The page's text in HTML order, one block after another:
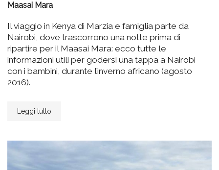
Maasai Mara
Il viaggio in Kenya di Marzia e famiglia parte da
Nairobi, dove trascorrono una notte prima di
ripartire per il Maasai Mara: ecco tutte le
informazioni utili per godersi una tappa a Nairobi
con i bambini, durante l’inverno africano (agosto
2016).
Leggi tutto